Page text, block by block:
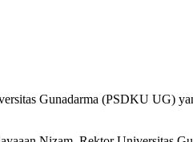
Gunadarma (PSDKU UG)